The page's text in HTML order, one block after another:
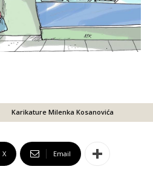
Karikature Milenka Kosanovića
X Email